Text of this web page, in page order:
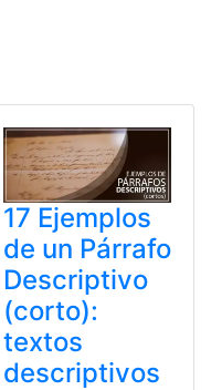
17 Ejemplos
de un Párrafo
Descriptivo
(corto):
textos
descriptivos